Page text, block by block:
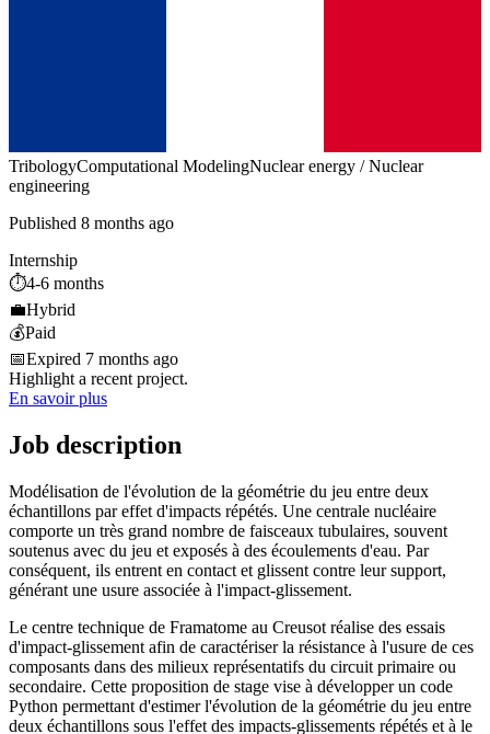
TribologyComputational ModelingNuclear energy / Nuclear
engineering
Published 8 months ago
Internship
⏱️4-6 months
💼Hybrid
💰Paid
📅Expired 7 months ago
Highlight a recent project.
En savoir plus
Job description
Modélisation de l'évolution de la géométrie du jeu entre deux
échantillons par effet d'impacts répétés. Une centrale nucléaire
comporte un très grand nombre de faisceaux tubulaires, souvent
soutenus avec du jeu et exposés à des écoulements d'eau. Par
conséquent, ils entrent en contact et glissent contre leur support,
générant une usure associée à l'impact-glissement.
Le centre technique de Framatome au Creusot réalise des essais
d'impact-glissement afin de caractériser la résistance à l'usure de ces
composants dans des milieux représentatifs du circuit primaire ou
secondaire. Cette proposition de stage vise à développer un code
Python permettant d'estimer l'évolution de la géométrie du jeu entre
deux échantillons sous l'effet des impacts-glissements répétés et à le